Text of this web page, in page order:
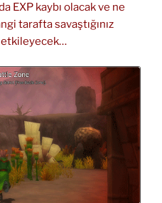
EXP kaybı olacak ve ne
tarafta savaştığınız
etkileyecek…